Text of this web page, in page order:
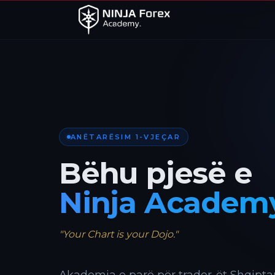
ANËTARËSIM 1-VJEÇAR
Bëhu pjesë e
Ninja
"Your Chart is your Dojo."